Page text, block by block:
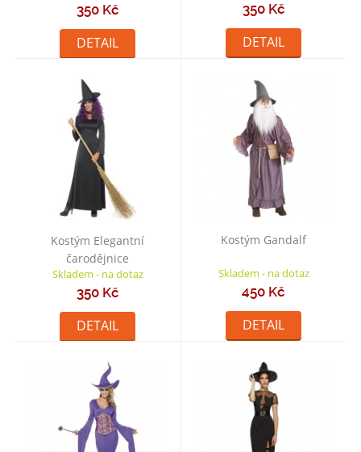
350 Kč
DETAIL
350 Kč
DETAIL
Kostým Elegantní
čarodějnice
Skladem - na dotaz
350 Kč
DETAIL
Kostým Gandalf
Skladem - na dotaz
450 Kč
DETAIL